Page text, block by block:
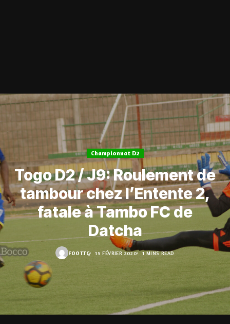
Championnat D2
Togo D2 / J9: Roulement de
tambour chez l’Entente 2,
fatale à Tambo FC de
Datcha
FOOT.TG 15 FÉVRIER 2020 1 MINS READ